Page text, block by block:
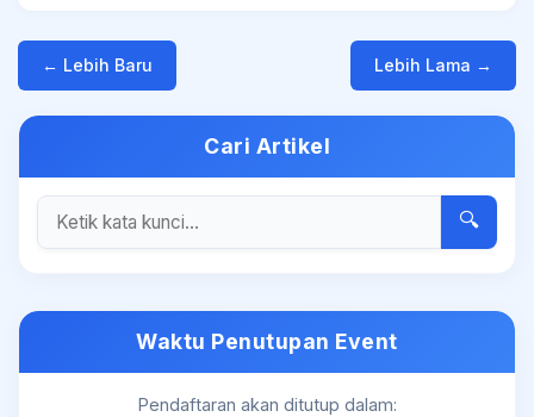
← Lebih Baru Lebih Lama →
Cari Artikel
🔍
Waktu Penutupan Event
Pendaftaran akan ditutup dalam: